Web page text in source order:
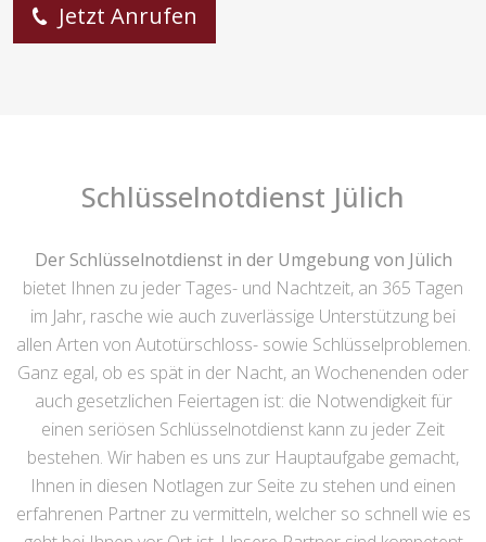
Jetzt Anrufen
Schlüsselnotdienst Jülich
Der Schlüsselnotdienst in der Umgebung von Jülich
bietet Ihnen zu jeder Tages- und Nachtzeit, an 365 Tagen
im Jahr, rasche wie auch zuverlässige Unterstützung bei
allen Arten von Autotürschloss- sowie Schlüsselproblemen.
Ganz egal, ob es spät in der Nacht, an Wochenenden oder
auch gesetzlichen Feiertagen ist: die Notwendigkeit für
einen seriösen Schlüsselnotdienst kann zu jeder Zeit
bestehen. Wir haben es uns zur Hauptaufgabe gemacht,
Ihnen in diesen Notlagen zur Seite zu stehen und einen
erfahrenen Partner zu vermitteln, welcher so schnell wie es